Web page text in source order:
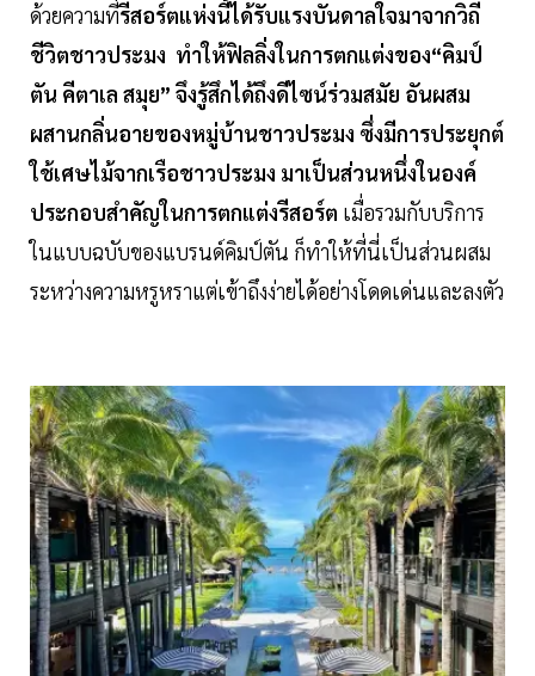
ด้วยความที่รีสอร์ตแห่งนี้ได้รับแรงบันดาลใจมาจากวิถี
ชีวิตชาวประมง ทำให้ฟิลลิ่งในการตกแต่งของ“คิมป์
ตัน คีตาเล สมุย” จึงรู้สึกได้ถึงดีไซน์ร่วมสมัย อันผสม
ผสานกลิ่นอายของหมู่บ้านชาวประมง ซึ่งมีการประยุกต์
ใช้เศษไม้จากเรือชาวประมง มาเป็นส่วนหนึ่งในองค์
ประกอบสำคัญในการตกแต่งรีสอร์ต เมื่อรวมกับบริการ
ในแบบฉบับของแบรนด์คิมป์ตัน ก็ทำให้ที่นี่เป็นส่วนผสม
ระหว่างความหรูหราแต่เข้าถึงง่ายได้อย่างโดดเด่นและลงตัว